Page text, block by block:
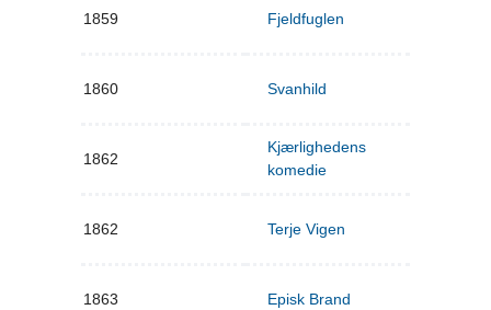
1859 Fjeldfuglen
1860 Svanhild
1862
Kjærlighedens
komedie
1862 Terje Vigen
1863 Episk Brand